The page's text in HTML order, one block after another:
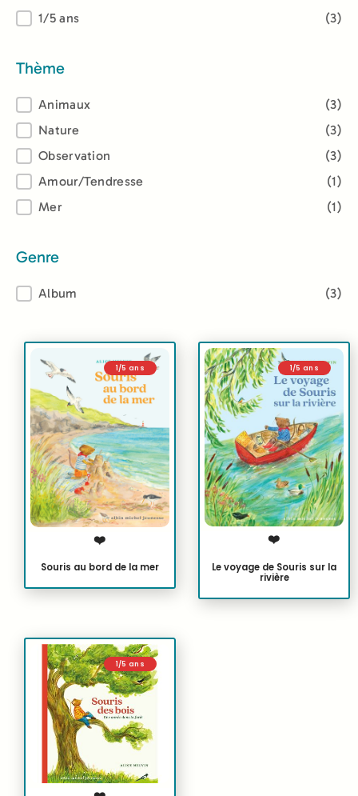
Âge1/5 ans (3)
Thème
Thème
Animaux
(3)
Nature
(3)
Observation
(3)
Amour/Tendresse
(1)
Mer
(1)
Genre
Genre
Album (3)
1/5 ans
❤️
Souris au bord de la mer
1/5 ans
❤️
Le voyage de Souris sur la
rivière
1/5 ans